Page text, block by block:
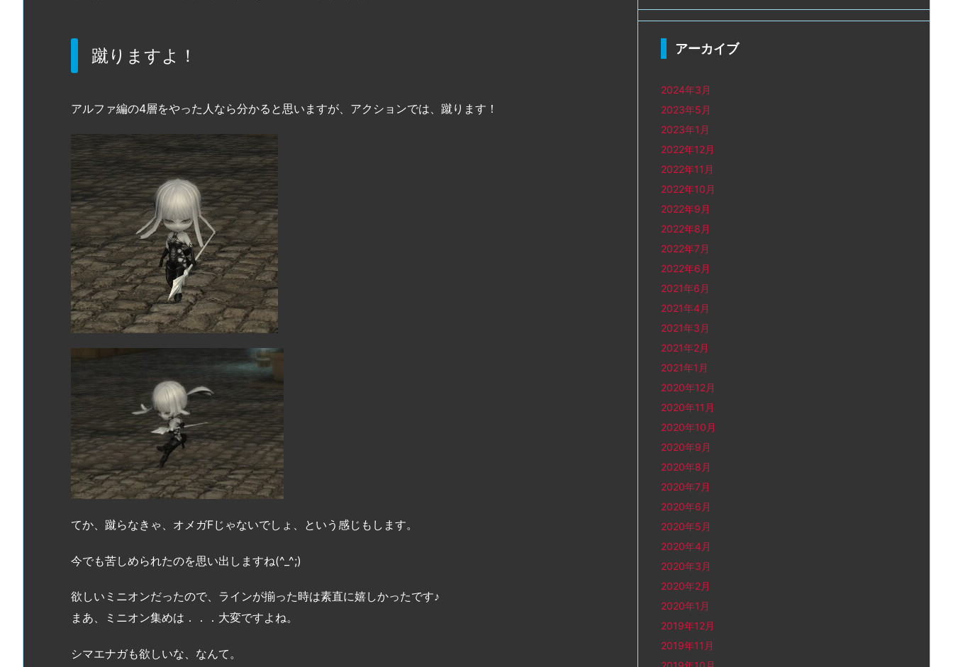
蹴りますよ！
アルファ編の4層をやった人なら分かると思いますが、アクションでは、蹴ります！
てか、蹴らなきゃ、オメガFじゃないでしょ、という感じもします。
今でも苦しめられたのを思い出しますね(^_^;)
欲しいミニオンだったので、ラインが揃った時は素直に嬉しかったです♪
まあ、ミニオン集めは．．．大変ですよね。
シマエナガも欲しいな、なんて。
アーカイブ
2024年3月
2023年5月
2023年1月
2022年12月
2022年11月
2022年10月
2022年9月
2022年8月
2022年7月
2022年6月
2021年6月
2021年4月
2021年3月
2021年2月
2021年1月
2020年12月
2020年11月
2020年10月
2020年9月
2020年8月
2020年7月
2020年6月
2020年5月
2020年4月
2020年3月
2020年2月
2020年1月
2019年12月
2019年11月